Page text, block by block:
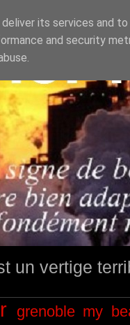
un vertige
grenoble my
its services and
and security